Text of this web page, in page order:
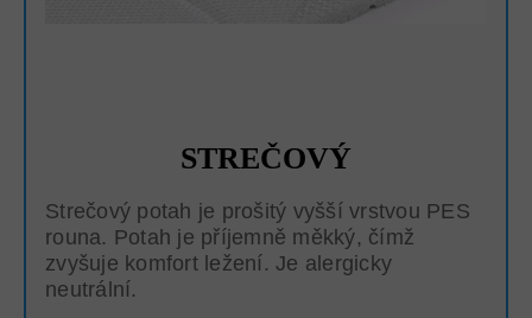
STREČOVÝ
Strečový potah je prošitý vyšší vrstvou PES
rouna. Potah je příjemně měkký, čímž
zvyšuje komfort ležení. Je alergicky
neutrální.